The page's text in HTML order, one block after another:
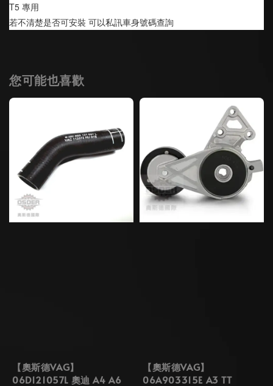
T5 專用
若不清楚是否可安裝 可以私訊車身號碼查詢
您可能也喜歡
【奧斯德VAG】
06D121057L 奧迪 A4 A6
【奧斯德VAG】
06A903315E A3 TT